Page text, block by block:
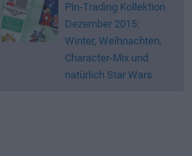
Pin-Trading Kollektion
Dezember 2015:
Winter, Weihnachten,
Character-Mix und
natürlich Star Wars